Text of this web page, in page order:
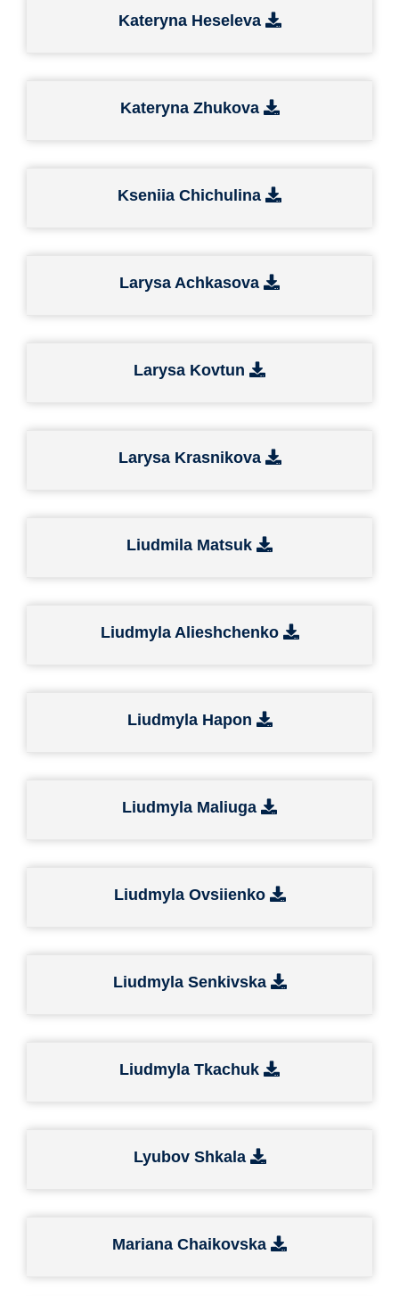
Kateryna Heseleva
Kateryna Zhukova
Kseniia Chichulina
Larysa Achkasova
Larysa Kovtun
Larysa Krasnikova
Liudmila Matsuk
Liudmyla Alieshchenko
Liudmyla Hapon
Liudmyla Maliuga
Liudmyla Ovsiienko
Liudmyla Senkivska
Liudmyla Tkachuk
Lyubov Shkala
Mariana Chaikovska